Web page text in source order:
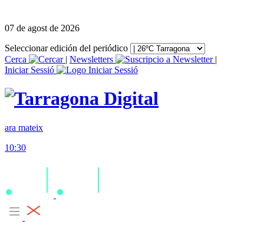
07 de agost de 2026
Seleccionar edición del periódico
Cerca
| Newsletters
|
Iniciar Sessió
ara mateix
10:30